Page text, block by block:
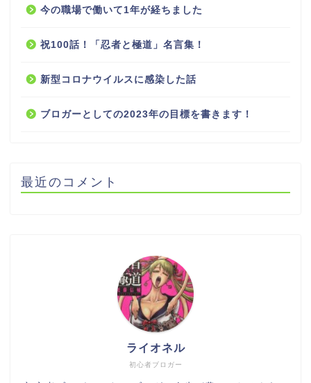
今の職場で働いて1年が経ちました
祝100話！「忍者と極道」名言集！
新型コロナウイルスに感染した話
ブロガーとしての2023年の目標を書きます！
最近のコメント
初心者ブロガー
ライオネル